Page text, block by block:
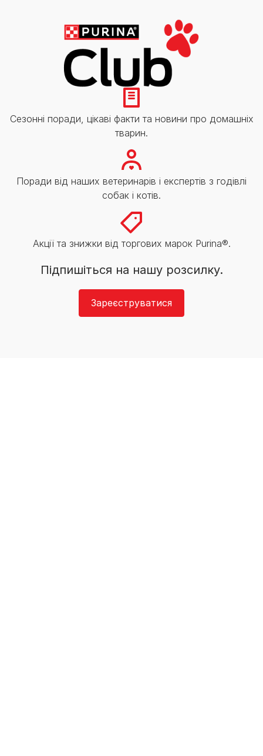
Сезонні поради, цікаві факти та новини про домашніх
тварин.
Поради від наших ветеринарів і експертів з годівлі
собак і котів.
Акції та знижки від торгових марок Purina®.
Підпишіться на нашу розсилку.
Зареєструватися